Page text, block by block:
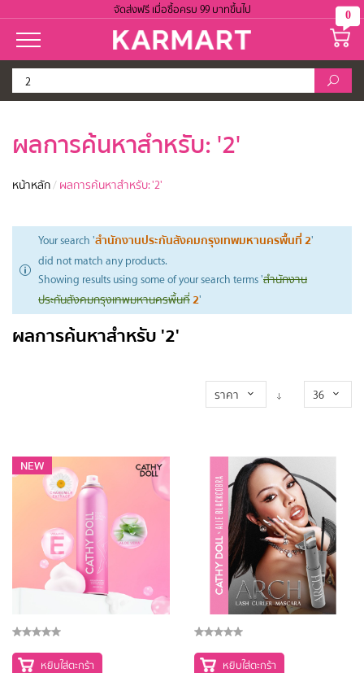
จัดส่งฟรี เมื่อซื้อครบ 99 บาทขึ้นไป 0
ผลการค้นหาสำหรับ: '2'
หน้าหลัก / ผลการค้นหาสำหรับ: '2'
Your search 'สำนักงานประกันสังคมกรุงเทพมหานครพื้นที่ 2'
did not match any products.
Showing results using some of your search terms 'สำนักงาน
ประกันสังคมกรุงเทพมหานครพื้นที่2'
ผลการค้นหาสำหรับ '2'
ราคา 36
NEW
หยิบใส่ตะกร้า หยิบใส่ตะกร้า